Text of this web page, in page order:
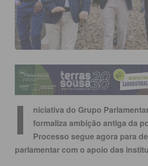
I
niciativa do Grupo
formaliza ambição antiga da
Processo segue agora para
parlamentar com o apoio das